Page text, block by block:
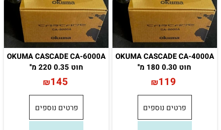
OKUMA CASCADE CA-4000A
חוט 0.30 180 מ''
₪119
פרטים נוספים
OKUMA CASCADE CA-6000A
חוט 0.35 220 מ''
₪145
פרטים נוספים